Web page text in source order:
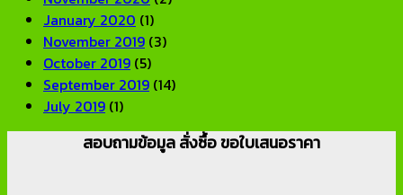
January 2020 (1)
November 2019 (3)
October 2019 (5)
September 2019 (14)
July 2019 (1)
สอบถามข้อมูล สั่งซื้อ ขอใบเสนอราคา